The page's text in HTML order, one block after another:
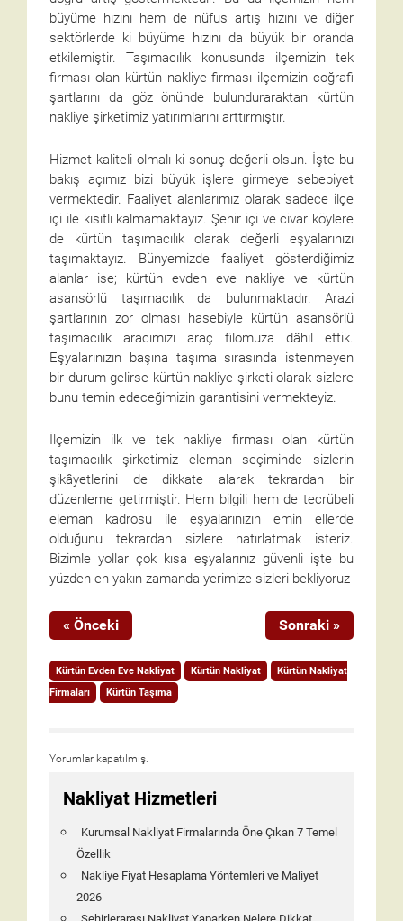
büyüme hızını hem de nüfus artış hızını ve diğer
sektörlerde ki büyüme hızını da büyük bir oranda
etkilemiştir. Taşımacılık konusunda ilçemizin tek
firması olan kürtün nakliye firması ilçemizin coğrafi
şartlarını da göz önünde bulunduraraktan kürtün
nakliye şirketimiz yatırımlarını arttırmıştır.
Hizmet kaliteli olmalı ki sonuç değerli olsun. İşte bu
bakış açımız bizi büyük işlere girmeye sebebiyet
vermektedir. Faaliyet alanlarımız olarak sadece ilçe
içi ile kısıtlı kalmamaktayız. Şehir içi ve civar köylere
de kürtün taşımacılık olarak değerli eşyalarınızı
taşımaktayız. Bünyemizde faaliyet gösterdiğimiz
alanlar ise; kürtün evden eve nakliye ve kürtün
asansörlü taşımacılık da bulunmaktadır. Arazi
şartlarının zor olması hasebiyle kürtün asansörlü
taşımacılık aracımızı araç filomuza dâhil ettik.
Eşyalarınızın başına taşıma sırasında istenmeyen
bir durum gelirse kürtün nakliye şirketi olarak sizlere
bunu temin edeceğimizin garantisini vermekteyiz.
İlçemizin ilk ve tek nakliye firması olan kürtün
taşımacılık şirketimiz eleman seçiminde sizlerin
şikâyetlerini de dikkate alarak tekrardan bir
düzenleme getirmiştir. Hem bilgili hem de tecrübeli
eleman kadrosu ile eşyalarınızın emin ellerde
olduğunu tekrardan sizlere hatırlatmak isteriz.
Bizimle yollar çok kısa eşyalarınız güvenli işte bu
yüzden en yakın zamanda yerimize sizleri bekliyoruz
« Önceki Sonraki »
Kürtün Evden Eve Nakliyat Kürtün Nakliyat
Kürtün Nakliyat
Firmaları
Kürtün Taşıma
Yorumlar kapatılmış.
Nakliyat Hizmetleri
Kurumsal Nakliyat Firmalarında Öne Çıkan 7 Temel
Özellik
Nakliye Fiyat Hesaplama Yöntemleri ve Maliyet
2026